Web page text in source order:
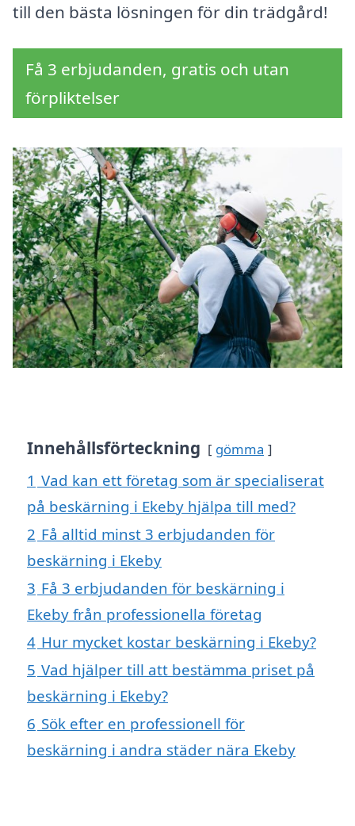
till den bästa lösningen för din trädgård!
Få 3 erbjudanden, gratis och utan
förpliktelser
Innehållsförteckning gömma
1 Vad kan ett företag som är specialiserat
på beskärning i Ekeby hjälpa till med?
2 Få alltid minst 3 erbjudanden för
beskärning i Ekeby
3 Få 3 erbjudanden för beskärning i
Ekeby från professionella företag
4 Hur mycket kostar beskärning i Ekeby?
5 Vad hjälper till att bestämma priset på
beskärning i Ekeby?
6 Sök efter en professionell för
beskärning i andra städer nära Ekeby